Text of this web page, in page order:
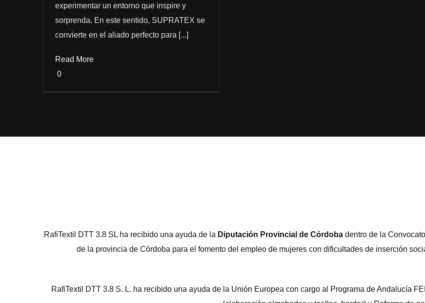
experimentar un entorno que inspire y
sorprenda. En este sentido, SUPRATEX se
convierte en el aliado perfecto para [...]
Read More
0
RafiTextil DTT 3.8 SL ha recibido una ayuda de la Diputación Provincial de Córdoba dentro de la
de la provincia de Córdoba para el fomento del empleo de mujeres con dificultades de inserción
RafiTextil DTT 3.8 S. L. ha recibido una ayuda de la Unión Europea con cargo al Programa de Andalucía